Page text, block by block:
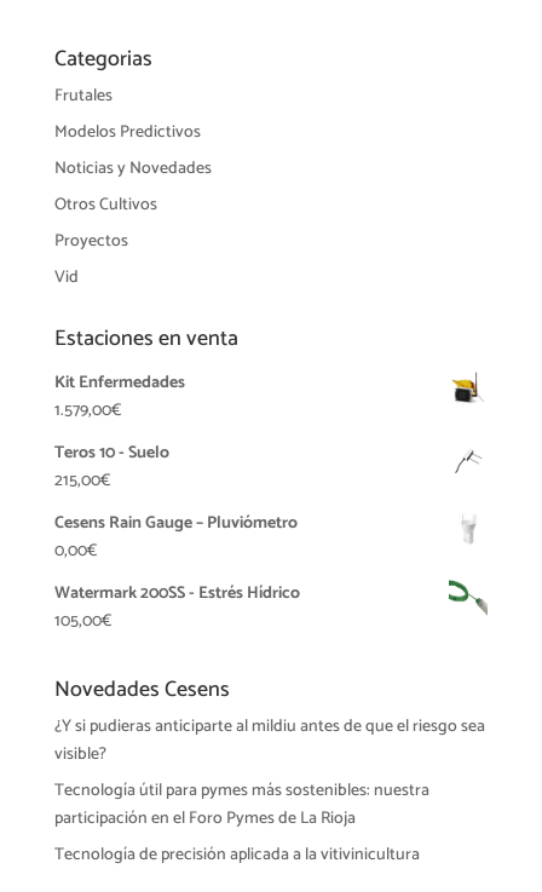
Categorias
Frutales
Modelos Predictivos
Noticias y Novedades
Otros Cultivos
Proyectos
Vid
Estaciones en venta
Kit Enfermedades
1.579,00€
Teros 10 - Suelo
215,00€
Cesens Rain Gauge – Pluviómetro
0,00€
Watermark 200SS - Estrés Hídrico
105,00€
Novedades Cesens
¿Y si pudieras anticiparte al mildiu antes de que el riesgo sea
visible?
Tecnología útil para pymes más sostenibles: nuestra
participación en el Foro Pymes de La Rioja
Tecnología de precisión aplicada a la vitivinicultura